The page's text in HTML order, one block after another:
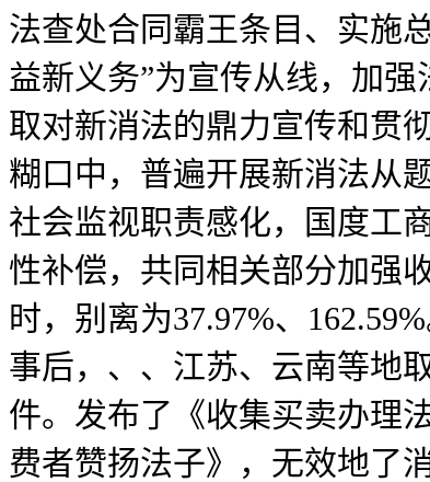
法查处合同霸王条目、实施
益新义务”为宣传从线，加
取对新消法的鼎力宣传和贯
糊口中，普遍开展新消法从
社会监视职责感化，国度工
性补偿，共同相关部分加强
时，别离为37.97%、
事后，、、江苏、云南等地
件。发布了《收集买卖办理
费者赞扬法子》，无效地了